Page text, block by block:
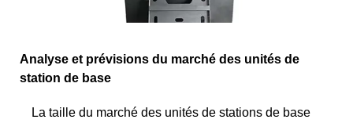
Analyse et prévisions du marché des unités de
station de base
La taille du marché des unités de stations de base